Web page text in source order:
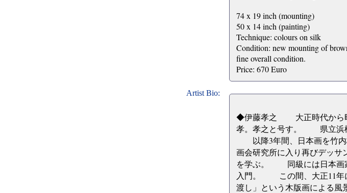
74 x 19 inch (mounting)
50 x 14 inch (painting)
Technique: colours on silk
Condition: new mounting of
fine overall condition.
Price: 670 Euro
Artist Bio:
◆伊藤孝之 大正時代から
孝。孝之と号す。 県立浜松
以降3年間、日本画を竹
画会研究所に入り再びデッ
を学ぶ。 同級には日本画
入門。 この間、大正11年
渡し」という木版画による